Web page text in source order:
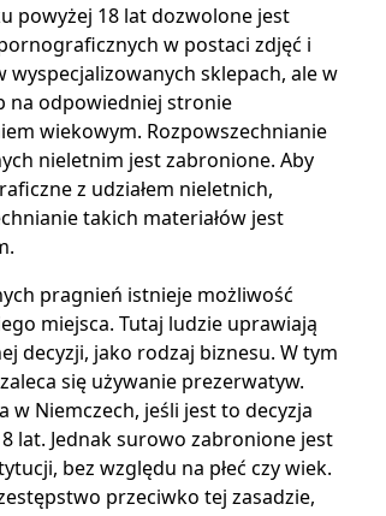
powyżej 18 lat dozwolone jest
w postaci zdjęć i
wyspecjalizowanych sklepach, ale w
na odpowiedniej stronie
wiekowym. Rozpowszechnianie
nieletnim jest zabronione. Aby
z udziałem nieletnich,
takich materiałów jest
pragnień istnieje możliwość
miejsca. Tutaj ludzie uprawiają
decyzji, jako rodzaj biznesu. W tym
się używanie prezerwatyw.
w Niemczech, jeśli jest to decyzja
lat. Jednak surowo zabronione jest
bez względu na płeć czy wiek.
przeciwko tej zasadzie,